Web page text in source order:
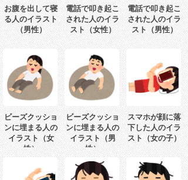
お腹を出して寝
る人のイラスト
（男性）
電話で叩き起こ
された人のイラ
スト（女性）
電話で叩き起こ
された人のイラ
スト（男性）
ビーズクッショ
ンに埋まる人の
イラスト（女
性）
ビーズクッショ
ンに埋まる人の
イラスト（男
性）
スマホが顔に落
下した人のイラ
スト（女の子）